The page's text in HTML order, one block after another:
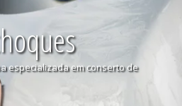
especializada em conserto de